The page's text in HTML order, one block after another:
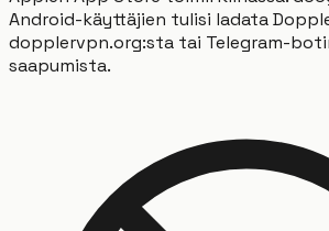
Android-käyttäjien tulisi ladata
dopplervpn.org:sta tai Telegram-
saapumista.